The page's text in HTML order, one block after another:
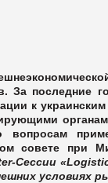
За последние
к
вопросам
совете при
Cессии
условиях